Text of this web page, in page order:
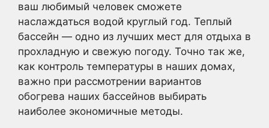
ваш любимый человек сможете
наслаждаться водой круглый год. Теплый
бассейн — одно из лучших мест для отдыха в
прохладную и свежую погоду. Точно так же,
как контроль температуры в наших домах,
важно при рассмотрении вариантов
обогрева наших бассейнов выбирать
наиболее экономичные методы.